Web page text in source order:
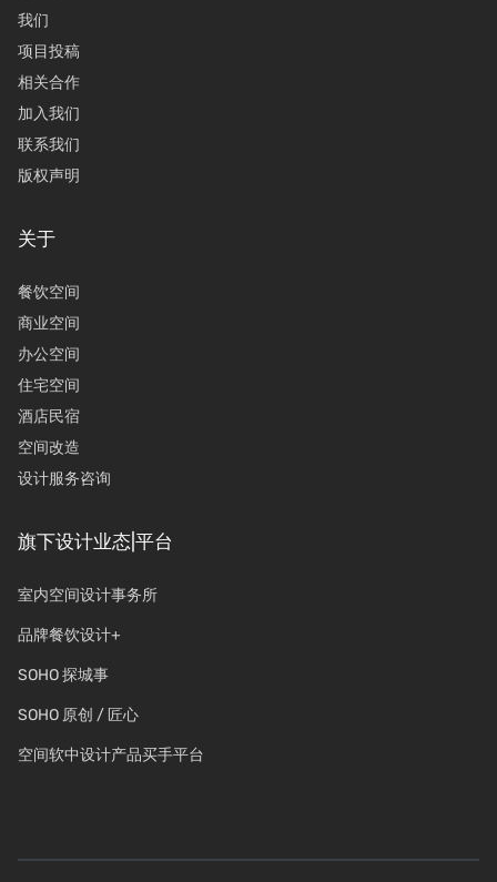
我们
项目投稿
相关合作
加入我们
联系我们
版权声明
关于
餐饮空间
商业空间
办公空间
住宅空间
酒店民宿
空间改造
设计服务咨询
旗下设计业态|平台
室内空间设计事务所
品牌餐饮设计+
SOHO 探城事
SOHO 原创 / 匠心
空间软中设计产品买手平台